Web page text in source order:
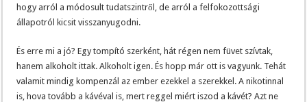
hogy arról a módosult tudatszintről, de arról a felfokozottsági
állapotról kicsit visszanyugodni.
És erre mi a jó? Egy tompító szerként, hát régen nem füvet szívtak,
hanem alkoholt ittak. Alkoholt igen. És hopp már ott is vagyunk. Tehát
valamit mindig kompenzál az ember ezekkel a szerekkel. A nikotinnal
is, hova tovább a kávéval is, mert reggel miért iszod a kávét? Azt ne